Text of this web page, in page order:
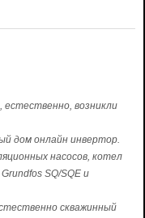
возникли
дом онлайн инвертор.
насосов, котел
SQ/SQE и
скважинный